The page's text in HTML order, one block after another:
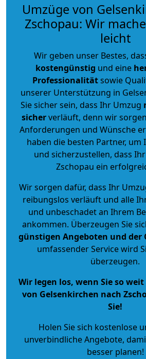
Umzüge von
Zschopau: Wir
leicht
Wir geben unser Bestes,
kostengünstig und eine
Professionalitätsowie
unserer Unterstützung in
Sie sicher sein, dass Ihr Umzug
sicherverläuft, denn wir
Anforderungen und Wünsche
haben die besten Partner, um
und sicherzustellen, dass
Zschopau ein
Wir sorgen dafür, dass Ihr
reibungslos verläuft und alle
und unbeschadet an Ihrem
ankommen. Überzeugen Sie
günstigen Angeboten und
umfassender Service wird
überzeugen.
Wir legen los, wenn Sie so
von Gelsenkirchen nach
Sie!
Holen Sie sich kostenlose
unverbindliche Angebote,
besser planen!